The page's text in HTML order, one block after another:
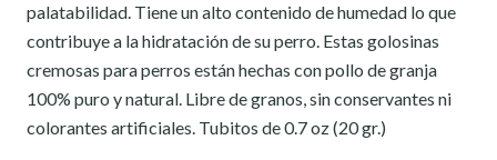
palatabilidad. Tiene un alto contenido de humedad lo que
contribuye a la hidratación de su perro. Estas golosinas
cremosas para perros están hechas con pollo de granja
100% puro y natural. Libre de granos, sin conservantes ni
colorantes artificiales. Tubitos de 0.7 oz (20 gr.)